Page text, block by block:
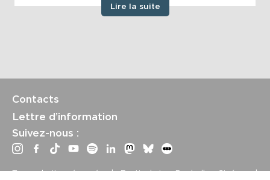
Lire la suite
Contacts
Lettre d’information
Suivez-nous :
Tous droits réservés | Festival La Rochelle Cinéma |